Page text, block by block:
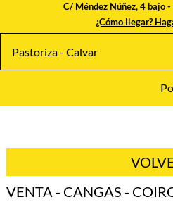
C/ Méndez Núñez, 4 bajo
¿Cómo llegar?
Pastoriza - Calvar
VENTA - CANGAS -